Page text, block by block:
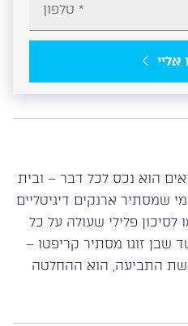
אליי
הוא נכס לכל דבר – ובית
שמסתיר ארנקים דיגיטליים
לסיכון פלילי שעולה על כל
שבן זוגו מסתיר קריפטו –
התביעה, הוא ההחלטה